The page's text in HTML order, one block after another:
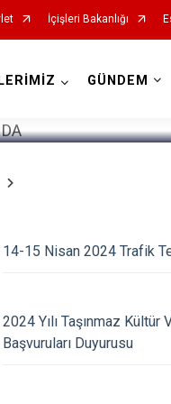
İçişleri Bakanlığı
GÜNDEM
14-15 Nisan 2024 Trafik
2024 Yılı Taşınmaz Kültür
Başvuruları Duyurusu